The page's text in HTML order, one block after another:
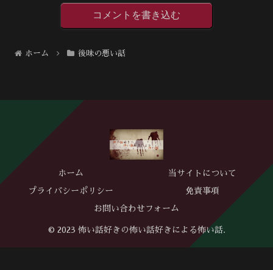
コメントを書き込む
ホーム 後味の悪い話
ホーム 当サイトについて
プライバシーポリシー 免責事項
お問い合わせフォーム
© 2023 怖い話好きの怖い話好きによる怖い話.